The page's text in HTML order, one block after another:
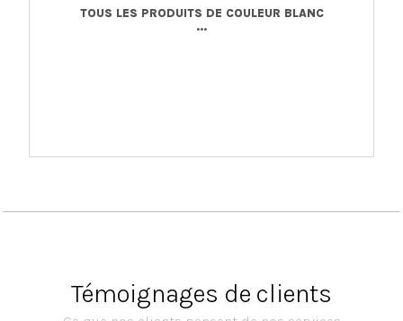
TOUS LES PRODUITS DE COULEUR BLANC
...
Témoignages de clients